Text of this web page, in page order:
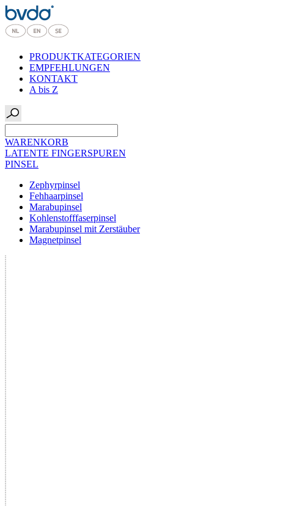
PRODUKTKATEGORIEN
EMPFEHLUNGEN
KONTAKT
A bis Z
WARENKORB
LATENTE FINGERSPUREN
PINSEL
Zephyrpinsel
Fehhaarpinsel
Marabupinsel
Kohlenstofffaserpinsel
Marabupinsel mit Zerstäuber
Magnetpinsel